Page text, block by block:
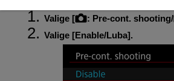
Valige [ : Pre-cont. shooting/
Valige [Enable/Luba].